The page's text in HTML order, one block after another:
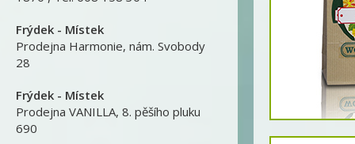
Frýdek - Místek
Prodejna Harmonie, nám. Svobody
28
Frýdek - Místek
Prodejna VANILLA, 8. pěšího pluku
690